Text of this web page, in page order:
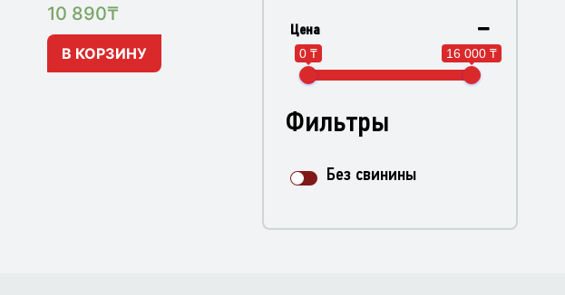
10 890₸
В КОРЗИНУ
Цена
0 ₸ 16 000 ₸
Фильтры
Без свинины